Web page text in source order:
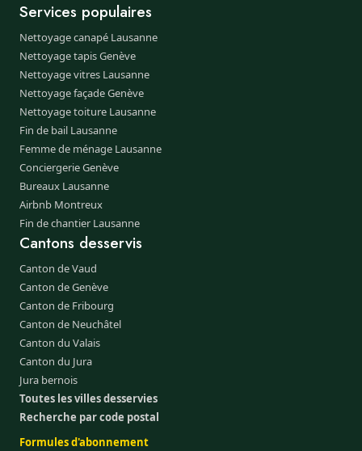
Services populaires
Nettoyage canapé Lausanne
Nettoyage tapis Genève
Nettoyage vitres Lausanne
Nettoyage façade Genève
Nettoyage toiture Lausanne
Fin de bail Lausanne
Femme de ménage Lausanne
Conciergerie Genève
Bureaux Lausanne
Airbnb Montreux
Fin de chantier Lausanne
Cantons desservis
Canton de Vaud
Canton de Genève
Canton de Fribourg
Canton de Neuchâtel
Canton du Valais
Canton du Jura
Jura bernois
Toutes les villes desservies
Recherche par code postal
Formules d'abonnement